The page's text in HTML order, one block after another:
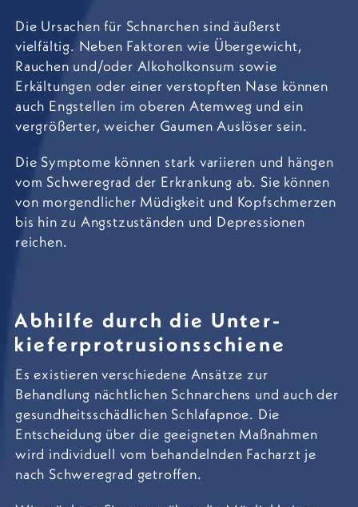
Die Ursachen für Schnarchen sind äußerst
vielfältig. Neben Faktoren wie Übergewicht,
Rauchen und/oder Alkoholkonsum sowie
Erkältungen oder einer verstopften Nase können
auch Engstellen im oberen Atemweg und ein
vergrößerter, weicher Gaumen Auslöser sein.
Die Symptome können stark variieren und hängen
vom Schweregrad der Erkrankung ab. Sie können
von morgendlicher Müdigkeit und Kopfschmerzen
bis hin zu Angstzuständen und Depressionen
reichen.
Abhilfe durch die Unter­
kiefer­protrusions­schiene
Es existieren verschiedene Ansätze zur
Behandlung nächtlichen Schnarchens und auch der
gesundheitsschädlichen Schlafapnoe. Die
Entscheidung über die geeigneten Maßnahmen
wird individuell vom behandelnden Facharzt je
nach Schweregrad getroffen.